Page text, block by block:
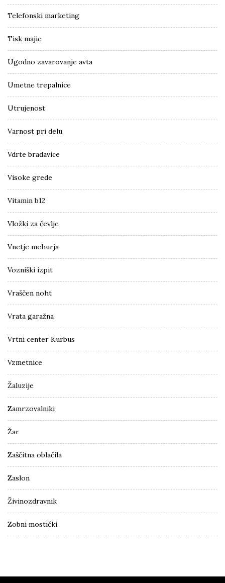
Telefonski marketing
Tisk majic
Ugodno zavarovanje avta
Umetne trepalnice
Utrujenost
Varnost pri delu
Vdrte bradavice
Visoke grede
Vitamin b12
Vložki za čevlje
Vnetje mehurja
Vozniški izpit
Vraščen noht
Vrata garažna
Vrtni center Kurbus
Vzmetnice
Žaluzije
Zamrzovalniki
Žar
Zaščitna oblačila
Zaslon
Živinozdravnik
Zobni mostički